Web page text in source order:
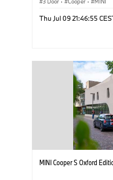
Thu Jul 09 21:46:55
MINI Cooper S Oxford